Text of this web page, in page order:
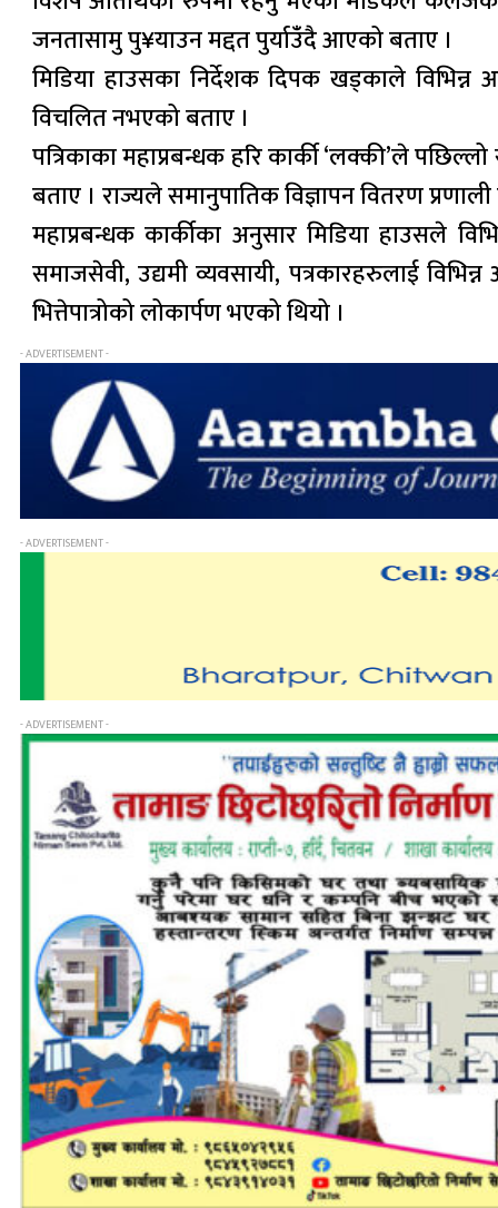
जनतासामु पु¥याउन मद्दत पुर्याउंँदै आएको बताए ।
मिडिया हाउसका निर्देशक दिपक खड्काले विभिन्न
विचलित नभएको बताए ।
पत्रिकाका महाप्रबन्धक हरि कार्की ‘लक्की’ले
बताए । राज्यले समानुपातिक विज्ञापन वितरण
महाप्रबन्धक कार्कीका अनुसार मिडिया हाउसले
समाजसेवी, उद्यमी व्यवसायी, पत्रकारहरुलाई
भित्तेपात्रोको लोकार्पण भएको थियो ।
- ADVERTISEMENT -
- ADVERTISEMENT -
- ADVERTISEMENT -